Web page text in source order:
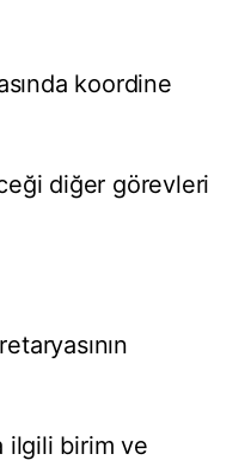
koordine
diğer görevleri
ilgili birim ve